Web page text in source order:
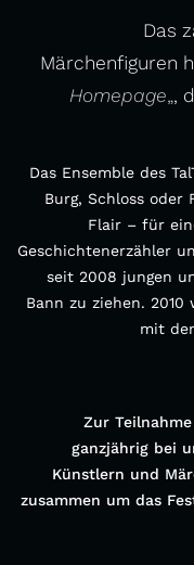
Das
Märchenfiguren
Homepage„,
Das Ensemble des
Burg, Schloss
Flair – für
Geschichtenerzähler
seit 2008 jungen
Bann zu ziehen.
mit
Zur
ganzjährig bei
Künstlern und
zusammen um das